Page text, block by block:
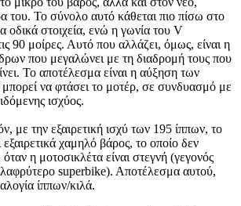
του. Το σύνολο αυτό κάθεται πιο πίσω στο
οδικά στοιχεία, ενώ η γωνία του V
90 μοίρες. Αυτό που αλλάζει, όμως, είναι η
που μεγαλώνει με τη διαδρομή τους που
Το αποτέλεσμα είναι η αύξηση των
μπορεί να φτάσει το μοτέρ, σε συνδυασμό με
ισχύος.
με την εξαιρετική ισχύ των 195 ίππων, το
εξαιρετικά χαμηλό βάρος, το οποίο δεν
η μοτοσικλέτα είναι στεγνή (γεγονός
superbike). Αποτέλεσμα αυτού,
ίππων/κιλά.